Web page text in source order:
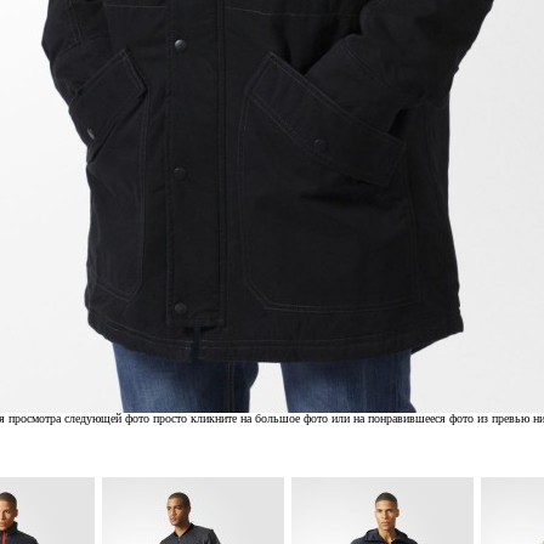
просмотра следующей фото просто кликните на большое фото или на понравившееся фото из превью